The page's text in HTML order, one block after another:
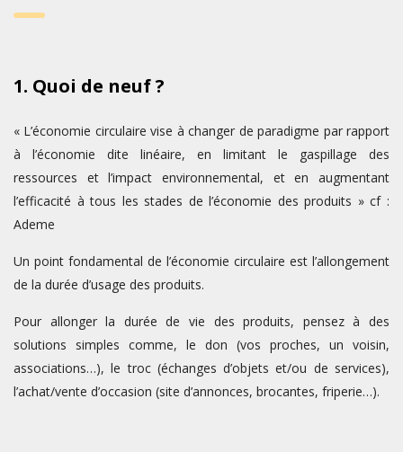
1. Quoi de neuf ?
« L’économie circulaire vise à changer de paradigme par rapport
à l’économie dite linéaire, en limitant le gaspillage des
ressources et l’impact environnemental, et en augmentant
l’efficacité à tous les stades de l’économie des produits » cf :
Ademe
Un point fondamental de l’économie circulaire est l’allongement
de la durée d’usage des produits.
Pour allonger la durée de vie des produits, pensez à des
solutions simples comme, le don (vos proches, un voisin,
associations…), le troc (échanges d’objets et/ou de services),
l’achat/vente d’occasion (site d’annonces, brocantes, friperie…).